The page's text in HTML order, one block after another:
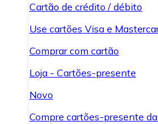
Cartão de crédito / débito
Use cartões Visa e
Comprar com cartão
Loja - Cartões-presente
Novo
Compre cartões-presente